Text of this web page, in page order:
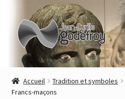
Aller
navigation
Aller
au
contenu
Accueil
Nos collections
Accueil Tradition et symboles
Francs-maçons